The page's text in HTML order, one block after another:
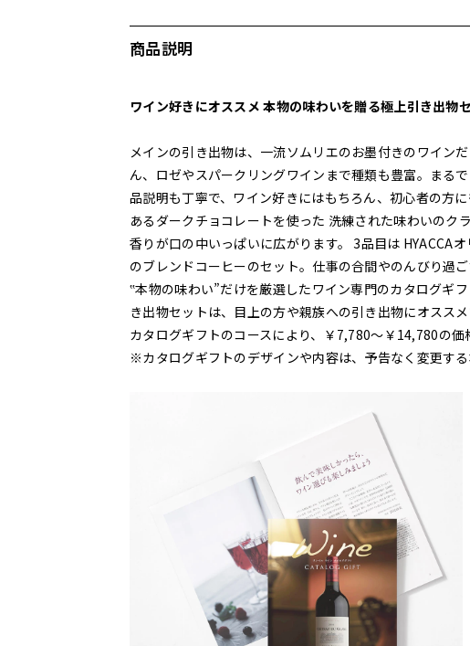
商品説明
ワイン好きにオススメ 本物の味わいを贈る極上引き出物
メインの引き出物は、一流ソムリエのお墨付きのワイン
ん、ロゼやスパークリングワインまで種類も豊富。まる
品説明も丁寧で、ワイン好きにはもちろん、初心者の方
あるダークチョコレートを使った 洗練された味わいの
香りが口の中いっぱいに広がります。 3品目は HYACCA
のブレンドコーヒーのセット。仕事の合間やのんびり過
‟本物の味わい”だけを厳選したワイン専門のカタログギ
き出物セットは、目上の方や親族への引き出物にオススメ
カタログギフトのコースにより、￥7,780〜￥14,780の
※カタログギフトのデザインや内容は、予告なく変更する